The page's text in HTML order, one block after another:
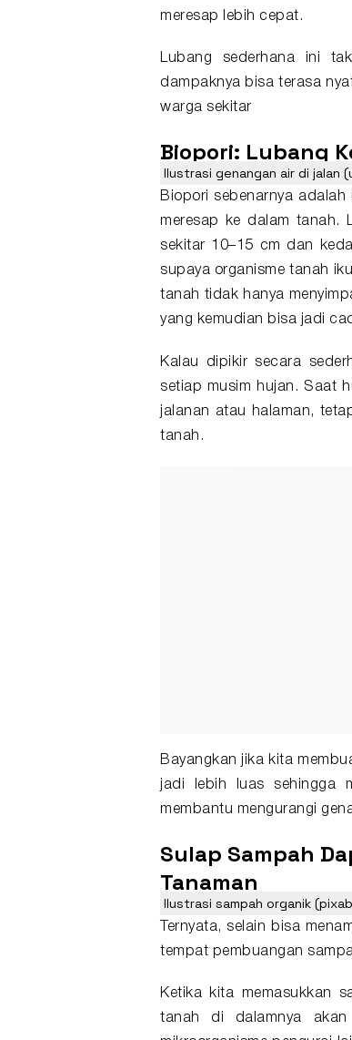
meresap lebih cepat.
Lubang sederhana ini
dampaknya bisa terasa
warga sekitar
Biopori: Lubang
Ilustrasi genangan air di jalan
Biopori sebenarnya
meresap ke dalam tanah.
sekitar 10–15 cm dan
supaya organisme tanah
tanah tidak hanya
yang kemudian bisa jadi
Kalau dipikir secara
setiap musim hujan. Saat
jalanan atau halaman,
tanah.
Bayangkan jika kita
jadi lebih luas sehingga
membantu mengurangi
Sulap Sampah
Tanaman
Ilustrasi sampah organik
Ternyata, selain bisa
tempat pembuangan
Ketika kita memasukkan
tanah di dalamnya